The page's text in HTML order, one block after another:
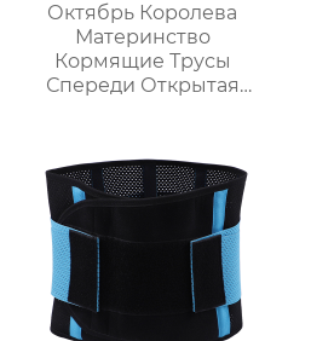
Октябрь Королева
Материнство
Кормящие Трусы
Спереди Открытая
Послеродовой
Грудное
вскармливание
Специальный Жилет